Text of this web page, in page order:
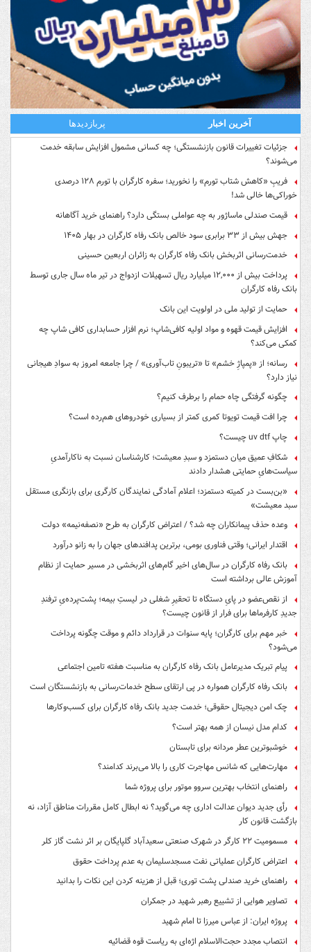
آخرین اخبار پربازدیدها
جزئیات تغییرات قانون بازنشستگی؛ چه کسانی مشمول افزایش سابقه خدمت
می‌شوند؟
فریبِ «کاهش شتاب تورم» را نخورید؛ سفره کارگران با تورم ۱۲۸ درصدی
خوراکی‌ها خالی شد!
قیمت صندلی ماساژور به چه عواملی بستگی دارد؟ راهنمای خرید آگاهانه
جهش بیش از ۳۳ برابری سود خالص بانک رفاه کارگران در بهار ۱۴۰۵
خدمت‌رسانی اثربخش بانک رفاه کارگران به زائران اربعین حسینی
پرداخت بیش از ۱۲,۰۰۰ میلیارد ریال تسهیلات ازدواج در تیر ماه سال جاری توسط
بانک رفاه کارگران
حمایت از تولید ملی در اولویت این بانک
افزایش قیمت قهوه و مواد اولیه کافی‌شاپ؛ نرم افزار حسابداری کافی شاپ چه
کمکی می‌کند؟
رسانه؛ از «پمپاژِ خشم» تا «تریبونِ تاب‌آوری» / چرا جامعه امروز به سوادِ هیجانی
نیاز دارد؟
چگونه گرفتگی چاه حمام را برطرف کنیم؟
چرا افت قیمت تویوتا کمری کمتر از بسیاری خودروهای هم‌رده است؟
چاپ uv dtf چیست؟
شکافِ عمیق میان دستمزد و سبدِ معیشت؛ کارشناسان نسبت به ناکارآمدیِ
سیاست‌هایِ حمایتی هشدار دادند
«بن‌بست در کمیته دستمزد؛ اعلام آمادگی نمایندگان کارگری برای بازنگری مستقل
سبد معیشت»
وعده حذف پیمانکاران چه شد؟ / اعتراض کارگران به طرح «نصفه‌نیمه» دولت
اقتدار ایرانی؛ وقتی فناوری بومی، برترین پدافندهای جهان را به زانو درآورد
بانک رفاه کارگران در سال‌های اخیر گام‌های اثربخشی در مسیر حمایت از نظام
آموزش عالی برداشته است
از نقص‌عضو در پایِ دستگاه تا تحقیرِ شغلی در لیستِ بیمه؛ پشت‌پرده‌یِ ترفندِ
جدیدِ کارفرماها برای فرار از قانون چیست؟
خبر مهم برای کارگران؛ پایه سنوات در قرارداد دائم و موقت چگونه پرداخت
می‌شود؟
پیام تبریک مدیرعامل بانک رفاه کارگران به مناسبت هفته تامین اجتماعی
بانک رفاه کارگران همواره در پی ارتقای سطح خدمات‌رسانی به بازنشستگان است
چک امن دیجیتال حقوقی؛ خدمت جدید بانک رفاه کارگران برای کسب‌وکارها
کدام مدل نیسان از همه بهتر است؟
خوشبوترین عطر مردانه برای تابستان
مهارت‌هایی که شانس مهاجرت کاری را بالا می‌برند کدامند؟
راهنمای انتخاب بهترین سروو موتور برای پروژه شما
رأی جدید دیوان عدالت اداری چه می‌گوید؟ نه ابطال کامل مقررات مناطق آزاد، نه
بازگشت قانون کار
مسمومیت ۲۲ کارگر در شهرک صنعتی سعیدآباد گلپایگان بر اثر نشت گاز کلر
اعتراض کارگران عملیاتی نفت مسجدسلیمان به عدم پرداخت حقوق
راهنمای خرید صندلی پشت توری؛ قبل از هزینه کردن این نکات را بدانید
تصاویر هوایی از تشییع رهبر شهید در جمکران
پروژه ایران: از عباس میرزا تا امام شهید
انتصاب مجدد حجت‌الاسلام اژه‌ای به ریاست قوه‌ قضائیه